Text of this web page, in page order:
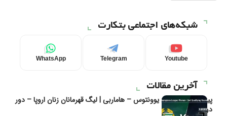
شبکه‌های اجتماعی بتکارت
Youtube
Telegram
WhatsApp
آخرین مقالات
پیش‌بینی و تحلیل یوونتوس – هاماربی | لیگ قهرمانان زنان اروپا – دور
دوم مرحله